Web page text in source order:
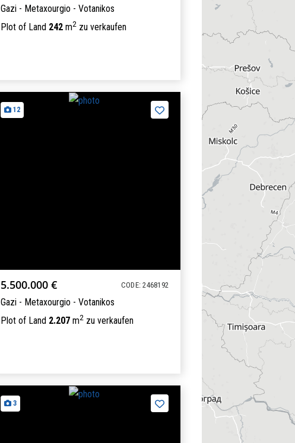
Gazi - Metaxourgio - Votanikos
Plot of Land 242m2zu verkaufen
12
5.500.000 € CODE: 2468192
Gazi - Metaxourgio - Votanikos
Plot of Land 2.207m2zu verkaufen
3